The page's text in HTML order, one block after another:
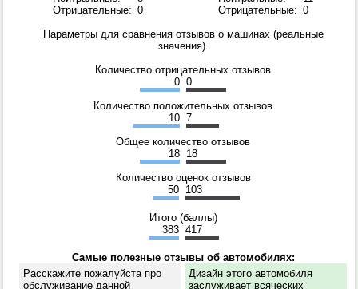
Отрицательные: 0
Отрицательные: 0
Параметры для сравнения отзывов о машинах (реальные
значения).
Количество отрицательных отзывов
0 0
Количество положительных отзывов
10 7
Общее количество отзывов
18 18
Количество оценок отзывов
50 103
Итого (баллы)
383 417
Самые полезные отзывы об автомобилях:
Расскажите пожалуйста про
обслуживание данной
Дизайн этого автомобиля
заслуживает всяческих